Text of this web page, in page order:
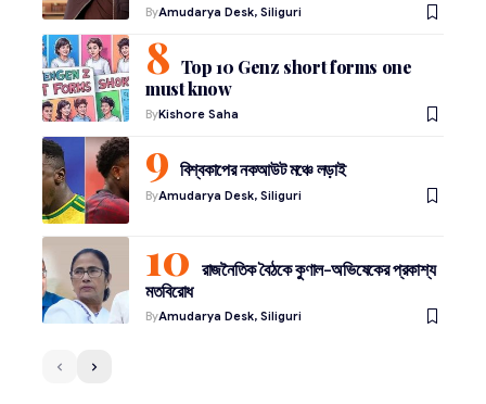
ByAmudarya Desk, Siliguri
Top 10 Genz short forms one
must know
ByKishore Saha
বিশ্বকাপের নকআউট মঞ্চে লড়াই
ByAmudarya Desk, Siliguri
রাজনৈতিক বৈঠকে কুণাল-অভিষেকের প্রকাশ্য
মতবিরোধ
ByAmudarya Desk, Siliguri